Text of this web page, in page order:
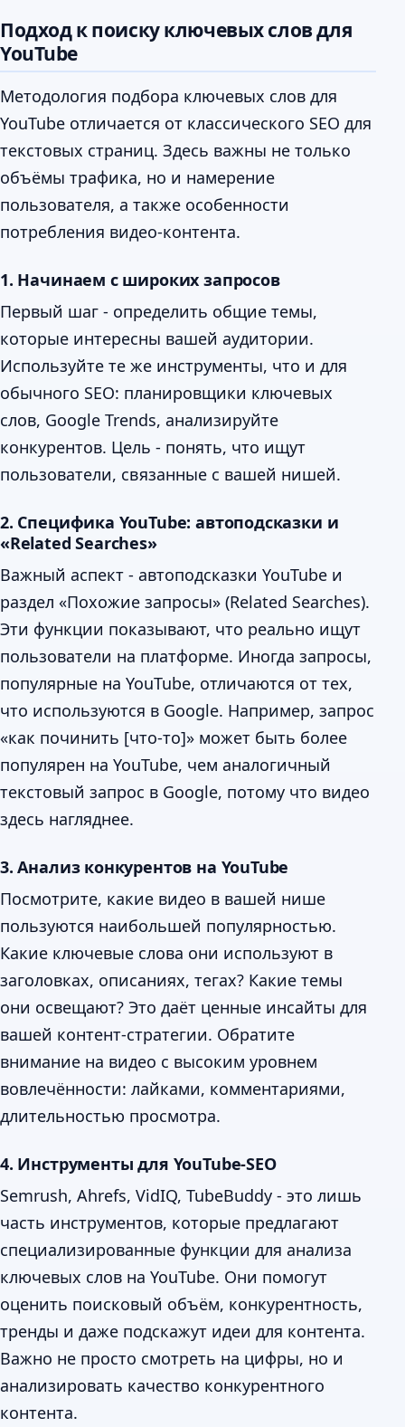
Подход к поиску ключевых слов для
YouTube
Методология подбора ключевых слов для
YouTube отличается от классического SEO для
текстовых страниц. Здесь важны не только
объёмы трафика, но и намерение
пользователя, а также особенности
потребления видео-контента.
1. Начинаем с широких запросов
Первый шаг - определить общие темы,
которые интересны вашей аудитории.
Используйте те же инструменты, что и для
обычного SEO: планировщики ключевых
слов, Google Trends, анализируйте
конкурентов. Цель - понять, что ищут
пользователи, связанные с вашей нишей.
2. Специфика YouTube: автоподсказки и
«Related Searches»
Важный аспект - автоподсказки YouTube и
раздел «Похожие запросы» (Related Searches).
Эти функции показывают, что реально ищут
пользователи на платформе. Иногда запросы,
популярные на YouTube, отличаются от тех,
что используются в Google. Например, запрос
«как починить [что-то]» может быть более
популярен на YouTube, чем аналогичный
текстовый запрос в Google, потому что видео
здесь нагляднее.
3. Анализ конкурентов на YouTube
Посмотрите, какие видео в вашей нише
пользуются наибольшей популярностью.
Какие ключевые слова они используют в
заголовках, описаниях, тегах? Какие темы
они освещают? Это даёт ценные инсайты для
вашей контент-стратегии. Обратите
внимание на видео с высоким уровнем
вовлечённости: лайками, комментариями,
длительностью просмотра.
4. Инструменты для YouTube-SEO
Semrush, Ahrefs, VidIQ, TubeBuddy - это лишь
часть инструментов, которые предлагают
специализированные функции для анализа
ключевых слов на YouTube. Они помогут
оценить поисковый объём, конкурентность,
тренды и даже подскажут идеи для контента.
Важно не просто смотреть на цифры, но и
анализировать качество конкурентного
контента.